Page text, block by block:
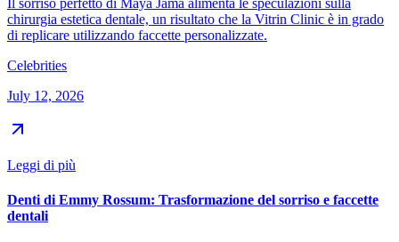
Il sorriso perfetto di Maya Jama alimenta le speculazioni sulla
chirurgia estetica dentale, un risultato che la Vitrin Clinic è in grado
di replicare utilizzando faccette personalizzate.
Celebrities
July 12, 2026
Leggi di più
Denti di Emmy Rossum: Trasformazione del sorriso e faccette
dentali